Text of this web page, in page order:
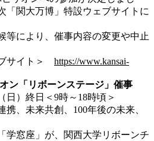
「関大万博」特設ウェブサイトに
等により、催事内容の変更や中止
サイト＞ https://www.kansai-
ン「リボーンステージ」催事
日）終日＜9時～18時頃＞
携、未来共創、100年後の未来、
学窓座」が、関西大学リボーンチ